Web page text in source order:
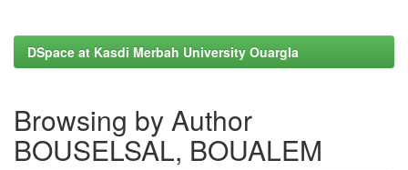
DSpace at Kasdi Merbah University Ouargla
Browsing by Author
BOUSELSAL, BOUALEM